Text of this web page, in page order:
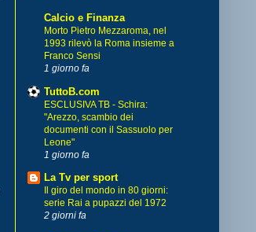
Calcio e Finanza
Morto Pietro Mezzaroma, nel
1993 rilevò la Roma insieme a
Franco Sensi
1 giorno fa
TuttoB.com
ESCLUSIVA TB - Schira:
"Arezzo, scambio dei
documenti con il Sassuolo per
Leone"
1 giorno fa
La Tv per sport
Il giro del mondo in 80 giorni:
serie Rai a pupazzi del 1972
2 giorni fa